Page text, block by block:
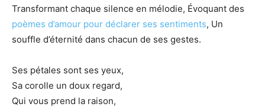
Transformant chaque silence en mélodie, Évoquant des
poèmes d’amour pour déclarer ses sentiments, Un
souffle d’éternité dans chacun de ses gestes.
Ses pétales sont ses yeux,
Sa corolle un doux regard,
Qui vous prend la raison,